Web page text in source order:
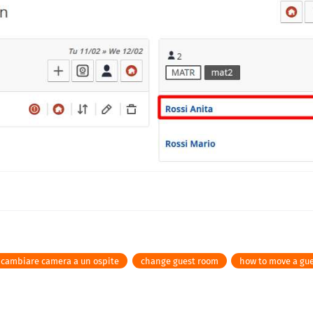
cambiare camera a un ospite change guest room how to move a